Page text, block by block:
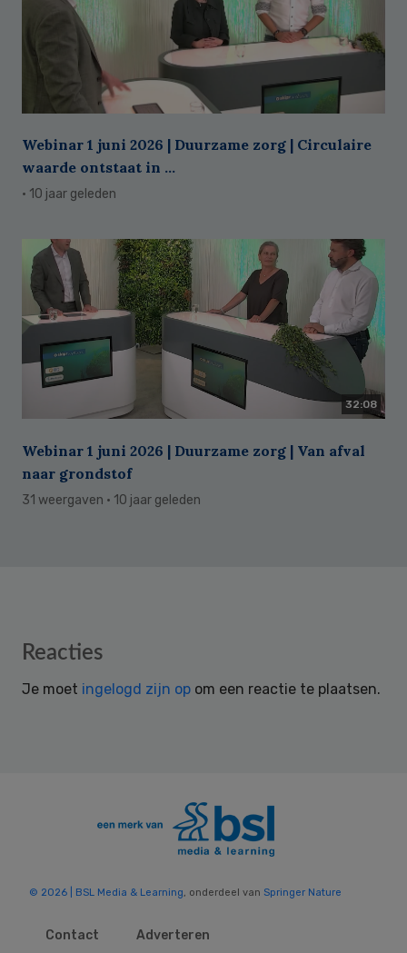
Webinar 1 juni 2026 | Duurzame zorg | Circulaire
waarde ontstaat in ...
· 10 jaar geleden
32:08
Webinar 1 juni 2026 | Duurzame zorg | Van afval
naar grondstof
31 weergaven · 10 jaar geleden
Reader
Reacties
Je moet ingelogd zijn op om een reactie te plaatsen.
© 2026 | BSL Media & Learning, onderdeel van Springer Nature
Contact Adverteren